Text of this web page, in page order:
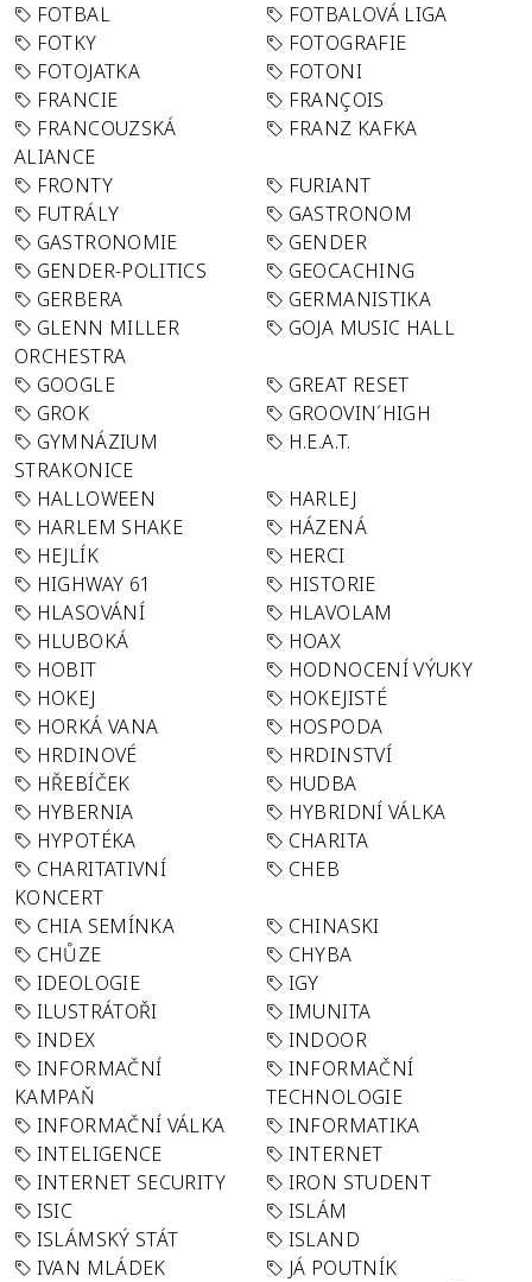
FOTBAL
FOTBALOVÁ LIGA
FOTKY
FOTOGRAFIE
FOTOJATKA
FOTONI
FRANCIE
FRANÇOIS
FRANCOUZSKÁ
ALIANCE
FRANZ KAFKA
FRONTY
FURIANT
FUTRÁLY
GASTRONOM
GASTRONOMIE
GENDER
GENDER-POLITICS
GEOCACHING
GERBERA
GERMANISTIKA
GLENN MILLER
ORCHESTRA
GOJA MUSIC HALL
GOOGLE
GREAT RESET
GROK
GROOVIN´HIGH
GYMNÁZIUM
STRAKONICE
H.E.A.T.
HALLOWEEN
HARLEJ
HARLEM SHAKE
HÁZENÁ
HEJLÍK
HERCI
HIGHWAY 61
HISTORIE
HLASOVÁNÍ
HLAVOLAM
HLUBOKÁ
HOAX
HOBIT
HODNOCENÍ VÝUKY
HOKEJ
HOKEJISTÉ
HORKÁ VANA
HOSPODA
HRDINOVÉ
HRDINSTVÍ
HŘEBÍČEK
HUDBA
HYBERNIA
HYBRIDNÍ VÁLKA
HYPOTÉKA
CHARITA
CHARITATIVNÍ
KONCERT
CHEB
CHIA SEMÍNKA
CHINASKI
CHŮZE
CHYBA
IDEOLOGIE
IGY
ILUSTRÁTOŘI
IMUNITA
INDEX
INDOOR
INFORMAČNÍ
KAMPAŇ
INFORMAČNÍ
TECHNOLOGIE
INFORMAČNÍ VÁLKA
INFORMATIKA
INTELIGENCE
INTERNET
INTERNET SECURITY
IRON STUDENT
ISIC
ISLÁM
ISLÁMSKÝ STÁT
ISLAND
IVAN MLÁDEK
JÁ POUTNÍK